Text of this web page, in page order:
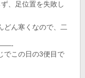
、足位置を失敗し
どん寒くなので、二
でこの日の3便目で